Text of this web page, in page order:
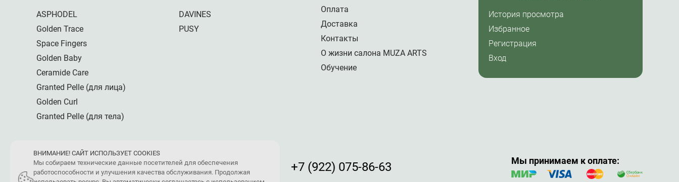
ASPHODEL
Golden Trace
Space Fingers
Golden Baby
Ceramide Care
Granted Pelle (для лица)
Golden Curl
Granted Pelle (для тела)
DAVINES
PUSY
Оплата
Доставка
Контакты
О жизни салона MUZA ARTS
Обучение
История просмотра
Избранное
Регистрация
Вход
+7 (922) 075-86-63 Мы принимаем к оплате:
ВНИМАНИЕ! САЙТ ИСПОЛЬЗУЕТ COOKIES
Мы собираем технические данные посетителей для обеспечения
работоспособности и улучшения качества обслуживания. Продолжая